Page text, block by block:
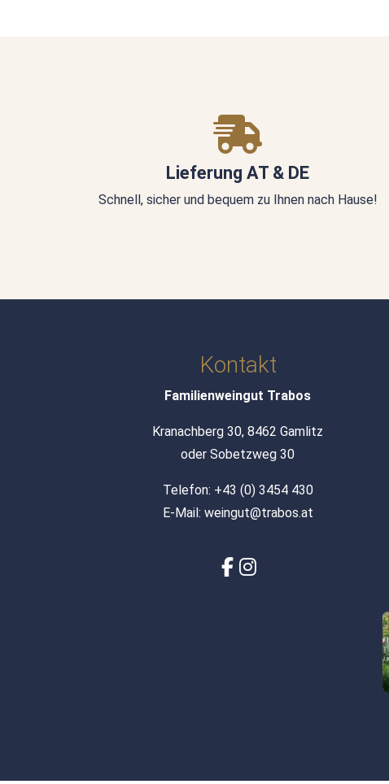
Lieferung AT & DE
Schnell, sicher und bequem zu Ihnen nach Hause!
Kontakt
Familienweingut Trabos
Kranachberg 30, 8462 Gamlitz
oder Sobetzweg 30
Telefon: +43 (0) 3454 430
E-Mail: weingut@trabos.at